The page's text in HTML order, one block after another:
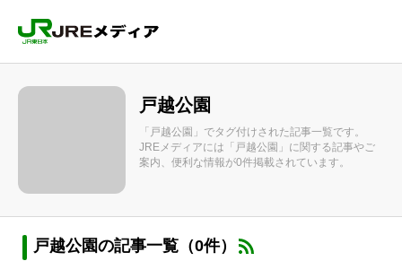
戸越公園
「戸越公園」でタグ付けされた記事一覧です。
JREメディアには「戸越公園」に関する記事やご
案内、便利な情報が0件掲載されています。
戸越公園の記事一覧（0件）